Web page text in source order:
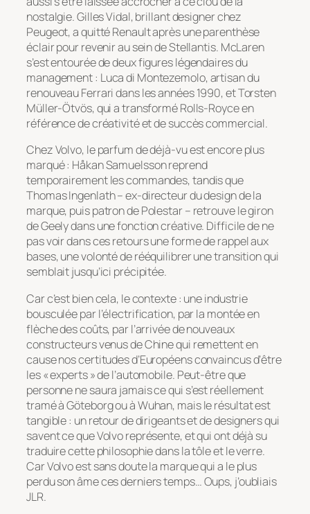
nostalgie. Gilles Vidal, brillant designer chez
Peugeot, a quitté Renault après une parenthèse
éclair pour revenir au sein de Stellantis. McLaren
s’est entourée de deux figures légendaires du
management : Luca di Montezemolo, artisan du
renouveau Ferrari dans les années 1990, et Torsten
Müller-Ötvös, qui a transformé Rolls-Royce en
référence de créativité et de succès commercial.
Chez Volvo, le parfum de déjà-vu est encore plus
marqué : Håkan Samuelsson reprend
temporairement les commandes, tandis que
Thomas Ingenlath – ex-directeur du design de la
marque, puis patron de Polestar – retrouve le giron
de Geely dans une fonction créative. Difficile de ne
pas voir dans ces retours une forme de rappel aux
bases, une volonté de rééquilibrer une transition qui
semblait jusqu’ici précipitée.
Car c’est bien cela, le contexte : une industrie
bousculée par l’électrification, par la montée en
flèche des coûts, par l’arrivée de nouveaux
constructeurs venus de Chine qui remettent en
cause nos certitudes d’Européens convaincus d’être
les « experts » de l’automobile. Peut-être que
personne ne saura jamais ce qui s’est réellement
tramé à Göteborg ou à Wuhan, mais le résultat est
tangible : un retour de dirigeants et de designers qui
savent ce que Volvo représente, et qui ont déjà su
traduire cette philosophie dans la tôle et le verre.
Car Volvo est sans doute la marque qui a le plus
perdu son âme ces derniers temps… Oups, j’oubliais
JLR.